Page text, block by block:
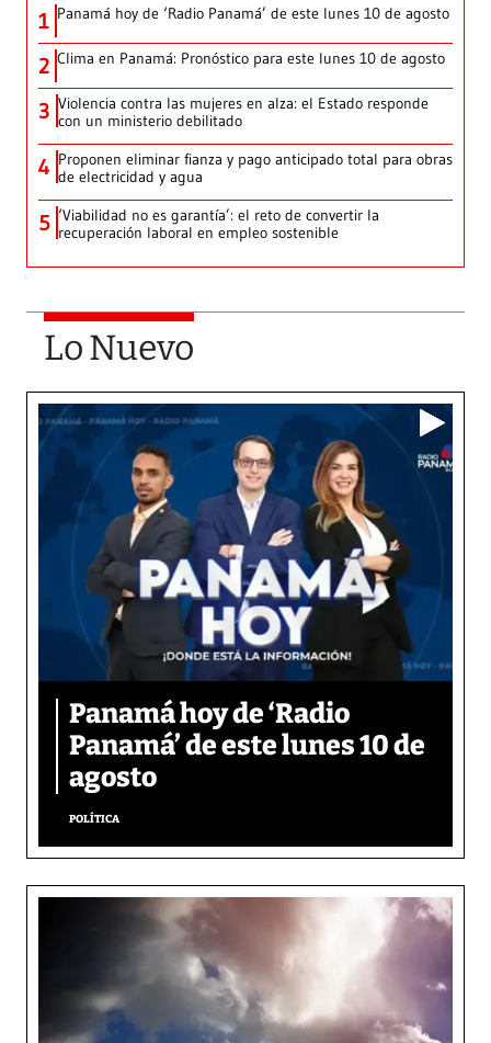
1 Panamá hoy de ‘Radio Panamá’ de este lunes 10 de agosto
2 Clima en Panamá: Pronóstico para este lunes 10 de agosto
3 Violencia contra las mujeres en alza: el Estado responde
con un ministerio debilitado
4 Proponen eliminar fianza y pago anticipado total para obras
de electricidad y agua
5 ‘Viabilidad no es garantía’: el reto de convertir la
recuperación laboral en empleo sostenible
Lo Nuevo
Panamá hoy de ‘Radio
Panamá’ de este lunes 10 de
agosto
POLÍTICA